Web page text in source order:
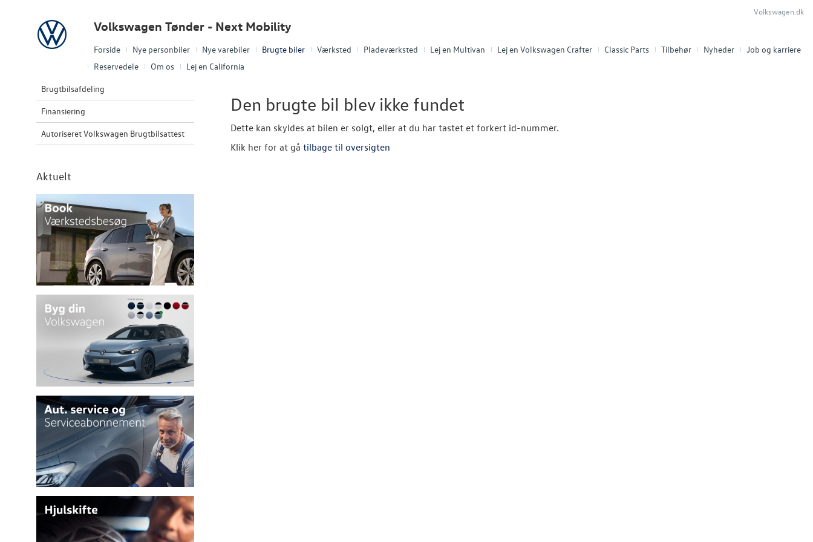
Forside Nye personbiler Nye varebiler Brugte biler Værksted Pladeværksted Lej en Multivan Lej en Volkswagen Crafter Classic Parts Tilbehør Nyheder
Job og karriere
Reservedele
Om os Lej en California
Volkswagen Volkswagen Tønder - Next Mobility
Volkswagen.dk
Brugtbilsafdeling
Finansiering
Autoriseret Volkswagen Brugtbilsattest
Aktuelt
Den brugte bil blev ikke fundet
Dette kan skyldes at bilen er solgt, eller at du har tastet et forkert id-nummer.
Klik her for at gå tilbage til oversigten